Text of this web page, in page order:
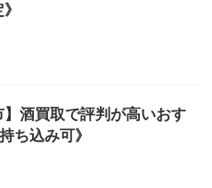
】酒買取で評判が高いおす
ち込み可》